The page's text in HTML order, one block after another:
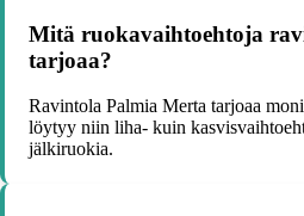
Mitä ruokavaihtoehtoja
tarjoaa?
Ravintola Palmia Merta tarjoaa
löytyy niin liha- kuin
jälkiruokia.